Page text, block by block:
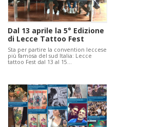
Dal 13 aprile la 5° Edizione
di Lecce Tattoo Fest
Sta per partire la convention leccese
più famosa del sud Italia: Lecce
tattoo Fest dal 13 al 15…